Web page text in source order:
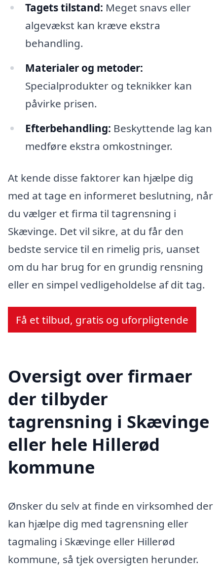
Tagets tilstand: Meget snavs eller
algevækst kan kræve ekstra
behandling.
Materialer og metoder:
Specialprodukter og teknikker kan
påvirke prisen.
Efterbehandling: Beskyttende lag kan
medføre ekstra omkostninger.
At kende disse faktorer kan hjælpe dig
med at tage en informeret beslutning, når
du vælger et firma til tagrensning i
Skævinge. Det vil sikre, at du får den
bedste service til en rimelig pris, uanset
om du har brug for en grundig rensning
eller en simpel vedligeholdelse af dit tag.
Få et tilbud, gratis og uforpligtende
Oversigt over firmaer
der tilbyder
tagrensning i Skævinge
eller hele Hillerød
kommune
Ønsker du selv at finde en virksomhed der
kan hjælpe dig med tagrensning eller
tagmaling i Skævinge eller Hillerød
kommune, så tjek oversigten herunder.